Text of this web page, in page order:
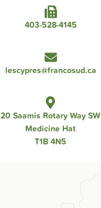
403-528-4145
lescypres@francosud.ca
20 Saamis Rotary Way SW
Medicine Hat
T1B 4N5